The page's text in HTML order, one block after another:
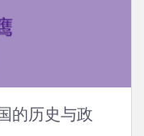
的历史与政